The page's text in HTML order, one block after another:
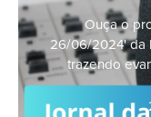
Ouça o
26/06/2024' da
trazendo